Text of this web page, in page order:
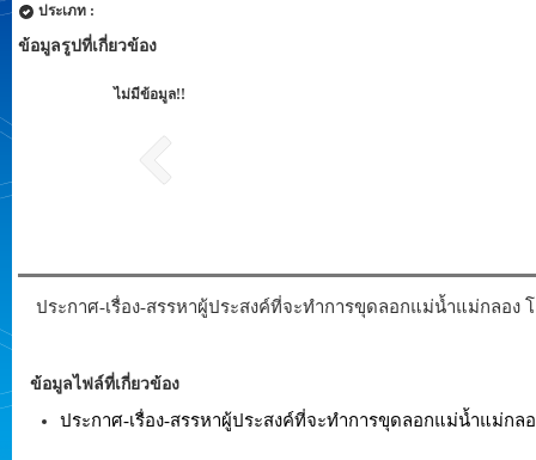
ประเภท :
ข้อมูลรูปที่เกี่ยวข้อง
ไม่มีข้อมูล!!
ประกาศ-เรื่อง-สรรหาผู้ประสงค์ที่จะทำการขุดลอกแม่น้ำแม่กลอง โ
ข้อมูลไฟล์ที่เกี่ยวข้อง
ประกาศ-เรื่อง-สรรหาผู้ประสงค์ที่จะทำการขุดลอกแม่น้ำแม่กลอ